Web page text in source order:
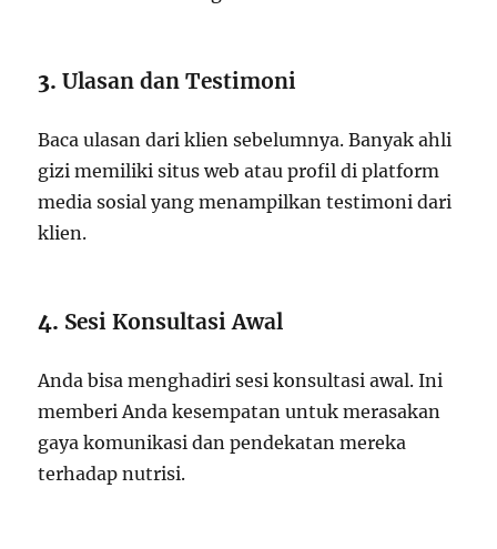
3.Ulasan dan Testimoni
Baca ulasan dari klien sebelumnya. Banyak ahli
gizi memiliki situs web atau profil di platform
media sosial yang menampilkan testimoni dari
klien.
4. Sesi Konsultasi Awal
Anda bisa menghadiri sesi konsultasi awal. Ini
memberi Anda kesempatan untuk merasakan
gaya komunikasi dan pendekatan mereka
terhadap nutrisi.